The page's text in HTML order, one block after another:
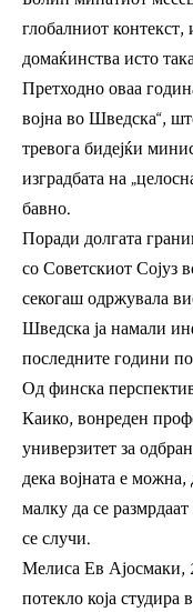
глобалниот
домаќинства исто
Претходно оваа
војна во Шведска“,
тревога бидејќи
изградбата на
бавно.
Поради долгата
со Советскиот Сојуз
секогаш одржувала
Шведска ја намали
последните години
Од финска
Каико, вонреден
универзитет за
дека војната е
малку да се
се случи.
Мелиса Ев Ајосмаки,
потекло која студира